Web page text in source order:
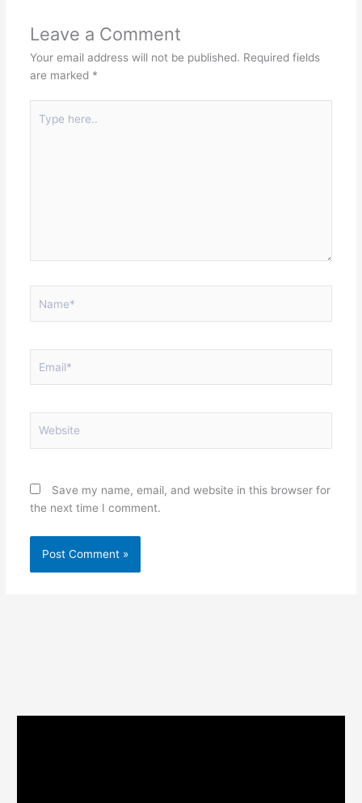
Leave a Comment
Your email address will not be published. Required fields
are marked *
here..
Save my name, email, and website in this browser for
the next time I comment.